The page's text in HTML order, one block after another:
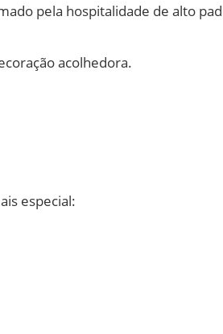
pela hospitalidade de alto
acolhedora.
especial: